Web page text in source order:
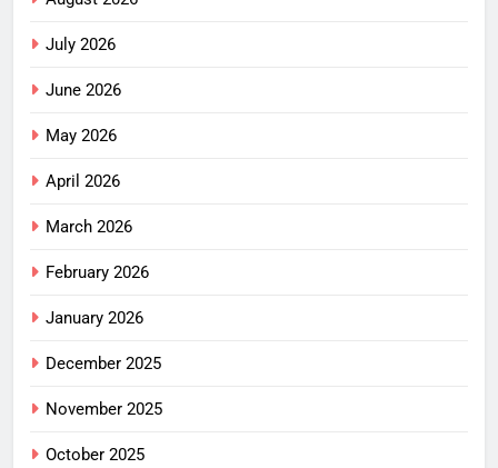
July 2026
June 2026
May 2026
April 2026
March 2026
February 2026
January 2026
December 2025
November 2025
October 2025